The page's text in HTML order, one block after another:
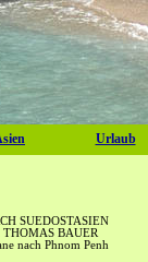
Urlaub
SUEDOSTASIEN
THOMAS BAUER
nach Phnom Penh